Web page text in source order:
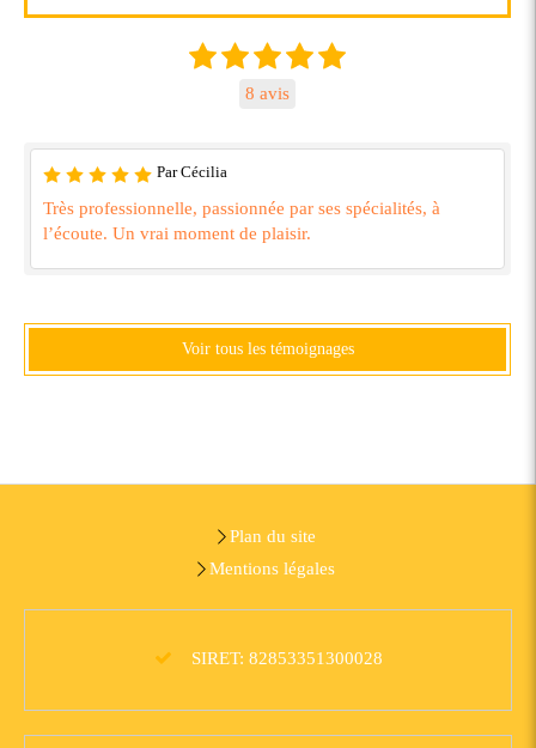
8 avis
Par Cécilia
Très professionnelle, passionnée par ses spécialités, à
l’écoute. Un vrai moment de plaisir.
Voir tous les témoignages
Plan du site
Mentions légales
SIRET: 82853351300028